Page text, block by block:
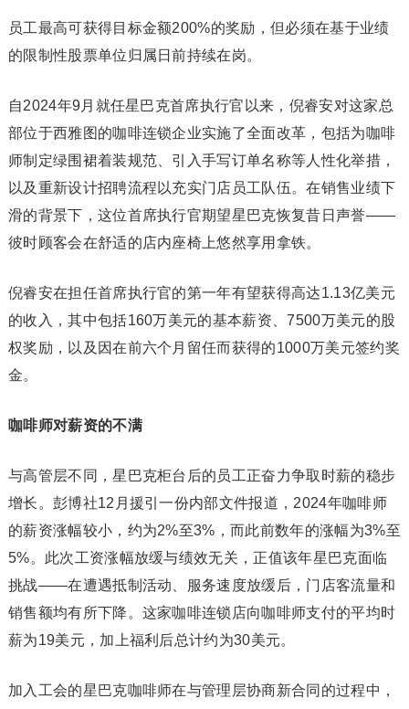
员工最高可获得目标金额200%的奖励，但必须在基于业绩
的限制性股票单位归属日前持续在岗。
自2024年9月就任星巴克首席执行官以来，倪睿安对这家总
部位于西雅图的咖啡连锁企业实施了全面改革，包括为咖啡
师制定绿围裙着装规范、引入手写订单名称等人性化举措，
以及重新设计招聘流程以充实门店员工队伍。在销售业绩下
滑的背景下，这位首席执行官期望星巴克恢复昔日声誉——
彼时顾客会在舒适的店内座椅上悠然享用拿铁。
倪睿安在担任首席执行官的第一年有望获得高达1.13亿美元
的收入，其中包括160万美元的基本薪资、7500万美元的股
权奖励，以及因在前六个月留任而获得的1000万美元签约奖
金。
咖啡师对薪资的不满
与高管层不同，星巴克柜台后的员工正奋力争取时薪的稳步
增长。彭博社12月援引一份内部文件报道，2024年咖啡师
的薪资涨幅较小，约为2%至3%，而此前数年的涨幅为3%至
5%。此次工资涨幅放缓与绩效无关，正值该年星巴克面临
挑战——在遭遇抵制活动、服务速度放缓后，门店客流量和
销售额均有所下降。这家咖啡连锁店向咖啡师支付的平均时
薪为19美元，加上福利后总计约为30美元。
加入工会的星巴克咖啡师在与管理层协商新合同的过程中，